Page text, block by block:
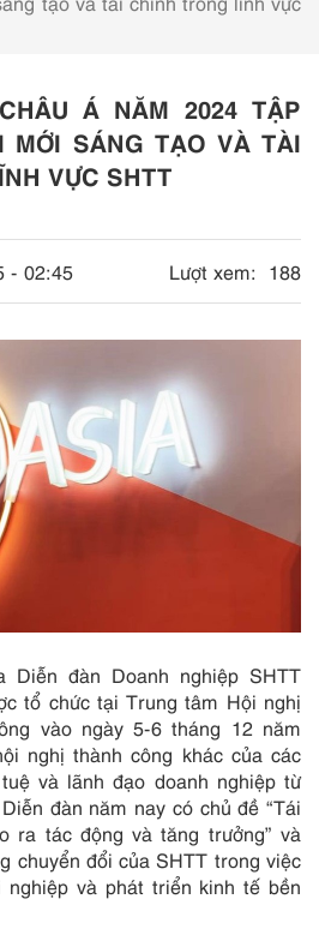
Á NĂM 2024 TẬP
MỚI SÁNG TẠO VÀ TÀI
VỰC SHTT
- 02:45 Lượt xem: 188
Diễn đàn Doanh nghiệp SHTT
tổ chức tại Trung tâm Hội nghị
vào ngày 5-6 tháng 12 năm
nghị thành công khác của các
và lãnh đạo doanh nghiệp từ
đàn năm nay có chủ đề “Tái
ra tác động và tăng trưởng” và
chuyển đổi của SHTT trong việc
và phát triển kinh tế bền